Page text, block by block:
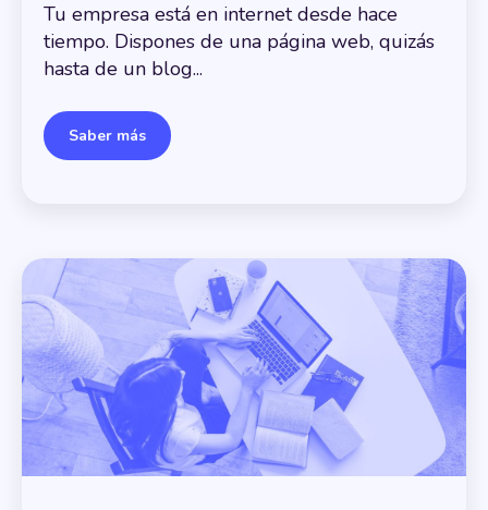
Tu empresa está en internet desde hace
tiempo. Dispones de una página web, quizás
hasta de un blog...
Saber más